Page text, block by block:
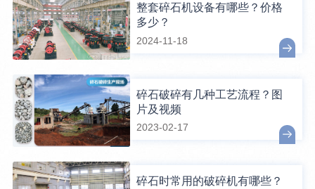
整套碎石机设备有哪些？价格
多少？
2024-11-18
碎石破碎有几种工艺流程？图
片及视频
2023-02-17
碎石时常用的破碎机有哪些？